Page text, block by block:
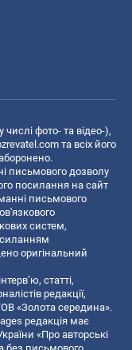
фото- та відео-),
та всіх його
письмового дозволу
посилання на сайт
письмового
систем,
оригінальний
статті,
редакції,
«Золота середина».
редакція має
«Про авторські